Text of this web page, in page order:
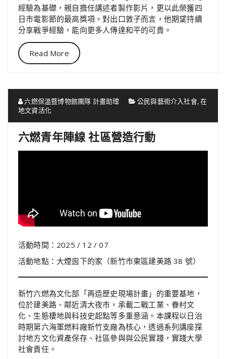
經驗為基礎，親自擔任講述者製作影片，更以此榮獲四
日市電影節的最高獎項。對出口敦子而言，他期望持續
分享戰爭經驗，能向更多人傳達和平的可貴。
Read More
六燃保溫暨博物館團隊 計畫助理 公民與藝術介入社會,在
地文資活化
六燃青年陣線 社區營造行動
活動時間：2025 / 12 / 07
活動地點：大煙囪下的家（新竹市東區建美路 38 號）
新竹六燃為文化部「再造歷史現場計畫」的重要基地，
位於建美路、鄰近清大夜市，承載二戰工業、眷村文
化、生態棲地與科技史起點等多重意涵。本課程以日治
時期第六海軍燃料廠新竹支廠為核心，透過系列講座探
討地方文化資產保存、社區參與與公民實踐，實踐大學
社會責任。